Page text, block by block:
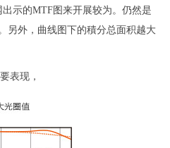
示的MTF图来开展较为。仍然是
另外，曲线图下的積分总面积越大
表现，